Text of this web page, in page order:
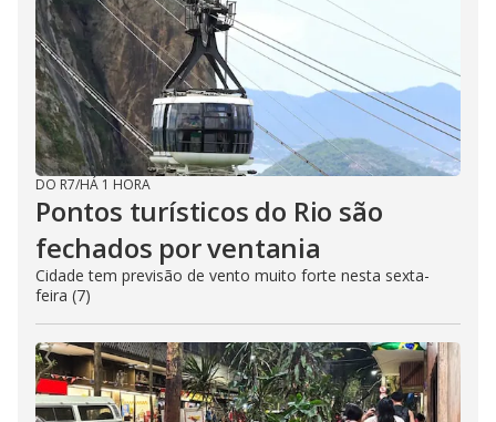
DO R7/HÁ 1 HORA
Pontos turísticos do Rio são
fechados por ventania
Cidade tem previsão de vento muito forte nesta sexta-
feira (7)